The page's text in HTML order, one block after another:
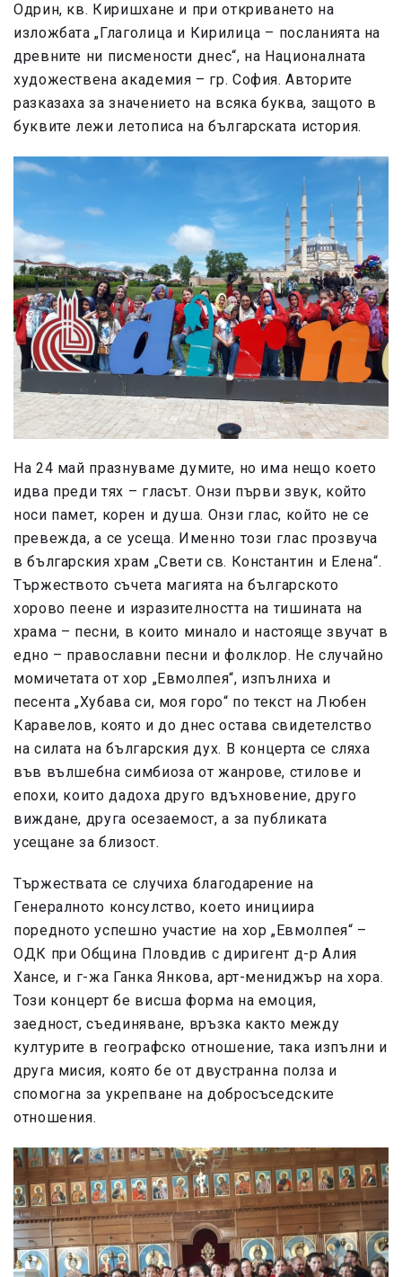
Одрин, кв. Киришхане и при откриването на
изложбата „Глаголица и Кирилица – посланията на
древните ни писмености днес“, на Националната
художествена академия – гр. София. Авторите
разказаха за значението на всяка буква, защото в
буквите лежи летописа на българската история.
На 24 май празнуваме думите, но има нещо което
идва преди тях – гласът. Онзи първи звук, който
носи памет, корен и душа. Онзи глас, който не се
превежда, а се усеща. Именно този глас прозвуча
в българския храм „Свети св. Константин и Елена“.
Тържеството съчета магията на българското
хорово пеене и изразителността на тишината на
храма – песни, в които минало и настояще звучат в
едно – православни песни и фолклор. Не случайно
момичетата от хор „Евмолпея“, изпълниха и
песента „Хубава си, моя горо“ по текст на Любен
Каравелов, която и до днес остава свидетелство
на силата на българския дух. В концерта се сляха
във вълшебна симбиоза от жанрове, стилове и
епохи, които дадоха друго вдъхновение, друго
виждане, друга осезаемост, а за публиката
усещане за близост.
Тържествата се случиха благодарение на
Генералното консулство, което инициира
поредното успешно участие на хор „Евмолпея“ –
ОДК при Община Пловдив с диригент д-р Алия
Хансе, и г-жа Ганка Янкова, арт-мениджър на хора.
Този концерт бе висша форма на емоция,
заедност, съединяване, връзка както между
културите в географско отношение, така изпълни и
друга мисия, която бе от двустранна полза и
спомогна за укрепване на добросъседските
отношения.